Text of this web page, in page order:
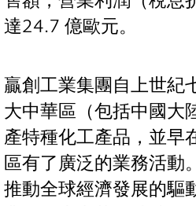
達24.7 億歐元。
贏創工業集團自上世紀
大中華區（包括中國大
產特種化工產品，並早
區有了廣泛的業務活動
推動全球經濟發展的驅